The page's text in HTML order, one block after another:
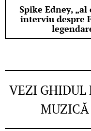
Spike Edney,
interviu despre
VEZI GHIDUL